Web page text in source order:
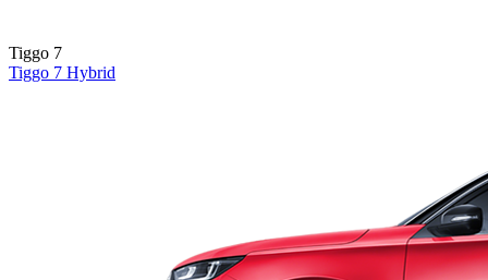
Tiggo 7
Tiggo 7 Hybrid